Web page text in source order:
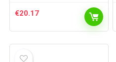
€20.17